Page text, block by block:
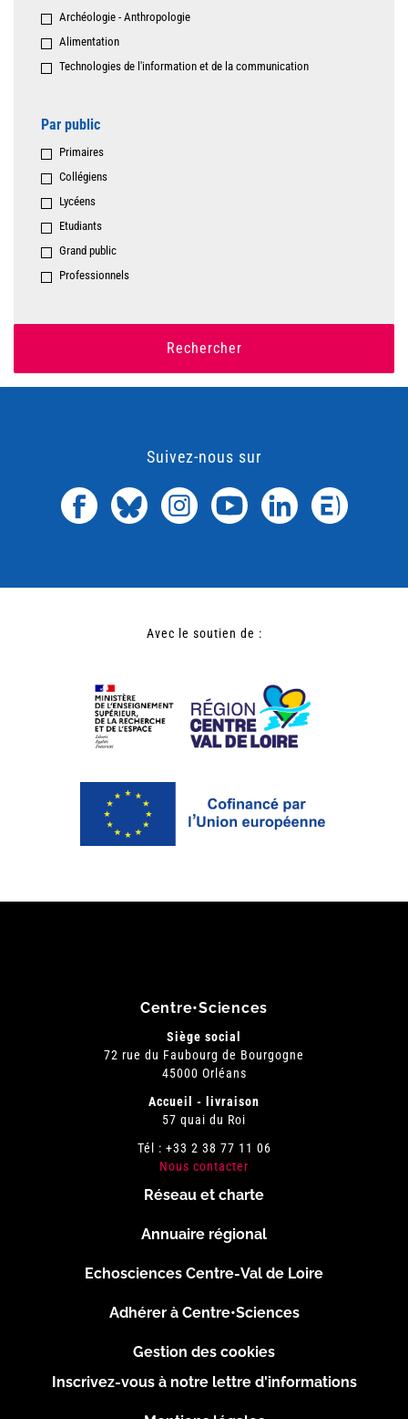
Archéologie - Anthropologie
Alimentation
Technologies de l'information et de la communication
Par public
Primaires
Collégiens
Lycéens
Etudiants
Grand public
Professionnels
Rechercher
Suivez-nous sur
Avec le soutien de :
Centre•Sciences
Siège social
72 rue du Faubourg de Bourgogne
45000 Orléans
Accueil - livraison
57 quai du Roi
Tél : +33 2 38 77 11 06
Nous contacter
page
Réseau et charte
Annuaire régional
Echosciences Centre-Val de Loire
Adhérer à Centre•Sciences
Gestion des cookies
Inscrivez-vous à notre lettre d'informations